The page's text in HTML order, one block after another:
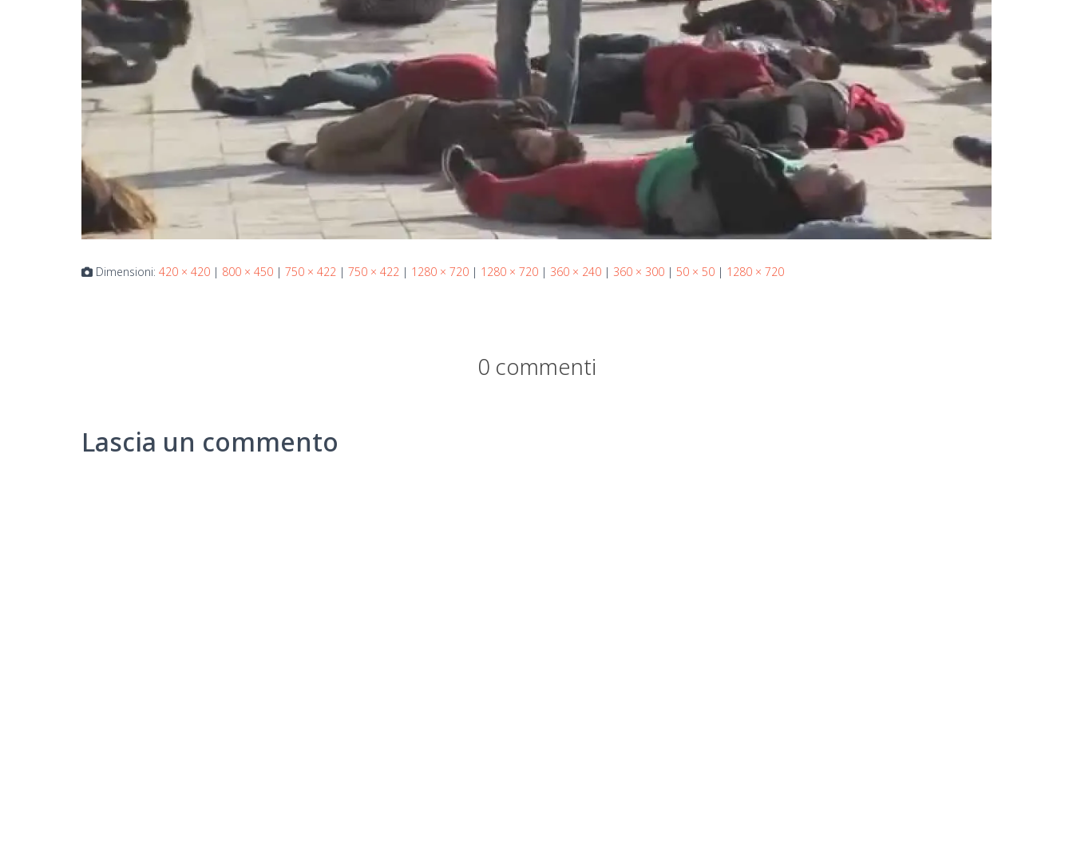
Dimensioni: 420 × 420 | 800 × 450 | 750 × 422 | 750 × 422 | 1280 × 720 | 1280 × 720 | 360 × 240 | 360 × 300 | 50 × 50 | 1280 × 720
0 commenti
Lascia un commento